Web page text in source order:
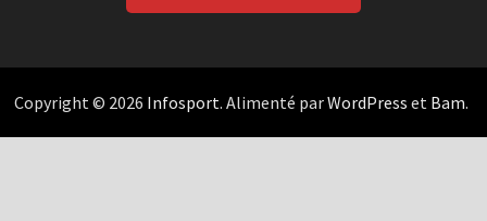
Copyright © 2026 Infosport. Alimenté parWordPress et Bam.